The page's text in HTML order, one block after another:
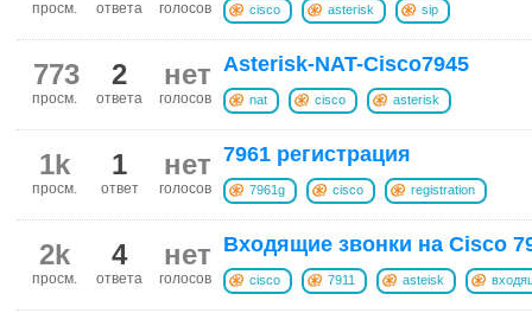
голосов
ответа
просм. cisco asterisk sip
нет
голосов
2
ответа
773
просм.
Asterisk-NAT-Cisco7945
nat cisco asterisk
нет
голосов
1
ответ
1k
просм.
7961 регистрация
7961g cisco registration
нет
голосов
4
ответа
2k
просм.
Входящие звонки на Cisco
cisco 7911 asteisk